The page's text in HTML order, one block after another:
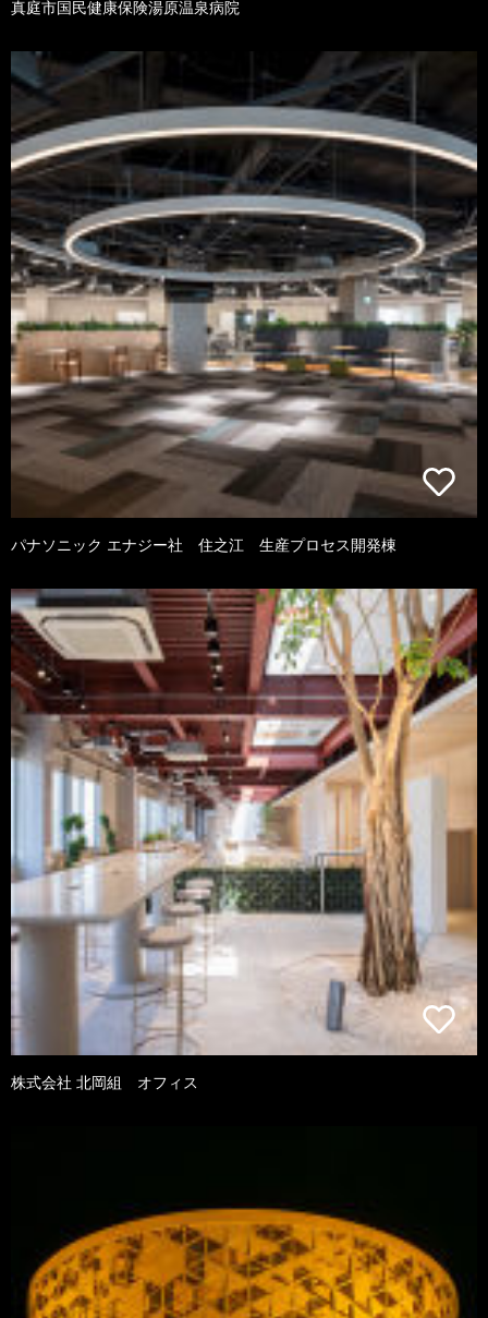
真庭市国民健康保険湯原温泉病院
パナソニック エナジー社 住之江 生産プロセス開発棟
株式会社 北岡組 オフィス